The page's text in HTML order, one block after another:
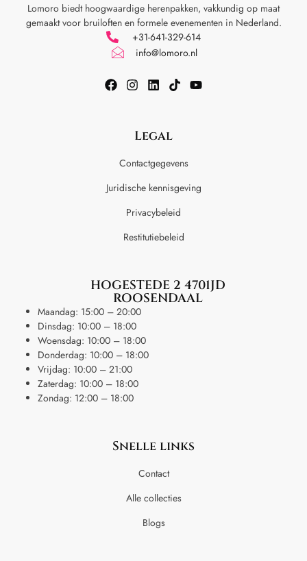
Lomoro biedt hoogwaardige herenpakken, vakkundig op maat
gemaakt voor bruiloften en formele evenementen in Nederland.
+31-641-329-614
info@lomoro.nl
Legal
Contactgegevens
Juridische kennisgeving
Privacybeleid
Restitutiebeleid
HOGESTEDE 2 4701JD
ROOSENDAAL
Maandag: 15:00 – 20:00
Dinsdag: 10:00 – 18:00
Woensdag: 10:00 – 18:00
Donderdag: 10:00 – 18:00
Vrijdag: 10:00 – 21:00
Zaterdag: 10:00 – 18:00
Zondag: 12:00 – 18:00
Snelle links
Contact
Alle collecties
Blogs